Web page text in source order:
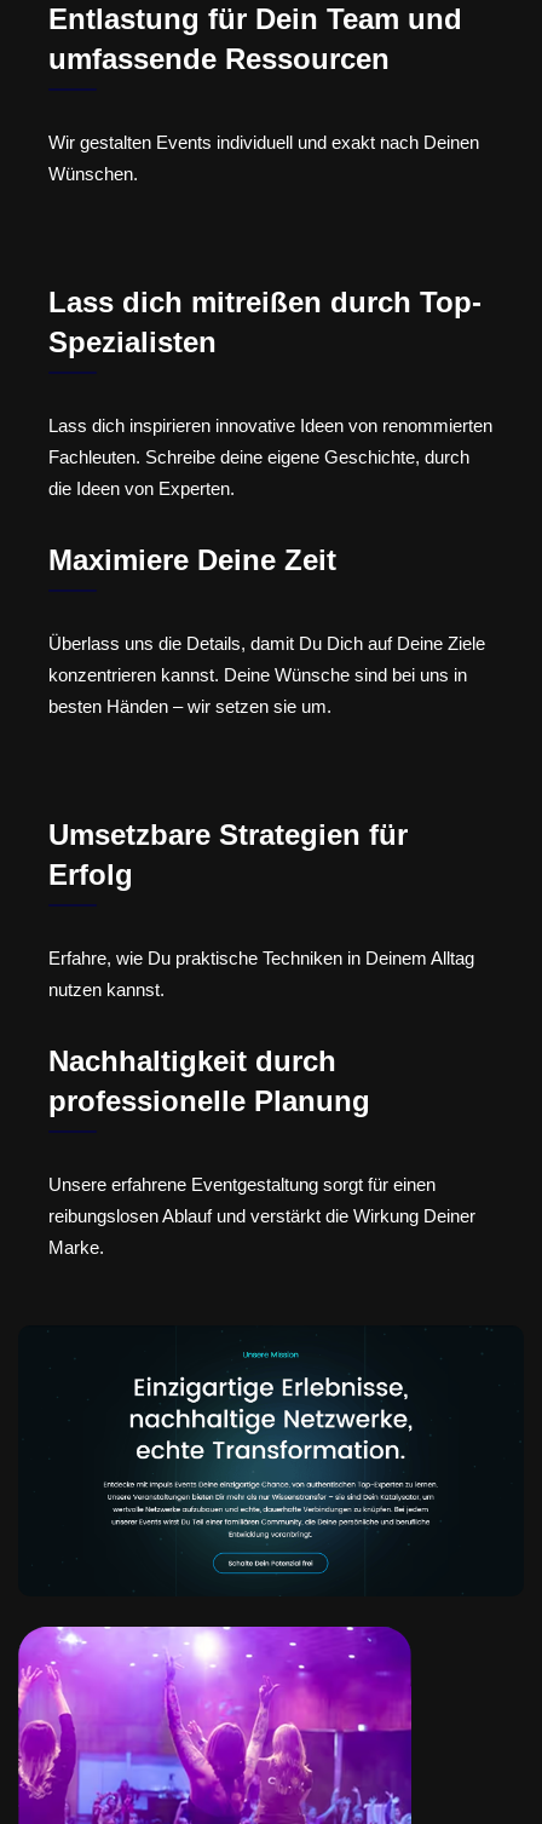
Entlastung für Dein Team und
umfassende Ressourcen
Wir gestalten Events individuell und exakt nach Deinen
Wünschen.
Lass dich mitreißen durch Top-
Spezialisten
Lass dich inspirieren innovative Ideen von renommierten
Fachleuten. Schreibe deine eigene Geschichte, durch
die Ideen von Experten.
Maximiere Deine Zeit
Überlass uns die Details, damit Du Dich auf Deine Ziele
konzentrieren kannst. Deine Wünsche sind bei uns in
besten Händen – wir setzen sie um.
Umsetzbare Strategien für
Erfolg
Erfahre, wie Du praktische Techniken in Deinem Alltag
nutzen kannst.
Nachhaltigkeit durch
professionelle Planung
Unsere erfahrene Eventgestaltung sorgt für einen
reibungslosen Ablauf und verstärkt die Wirkung Deiner
Marke.